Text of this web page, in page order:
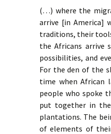
(…) where the
arrive [in America]
traditions, their
the Africans arrive
possibilities, and
For the den of the
time when African
people who spoke
put together in
plantations. The
of elements of